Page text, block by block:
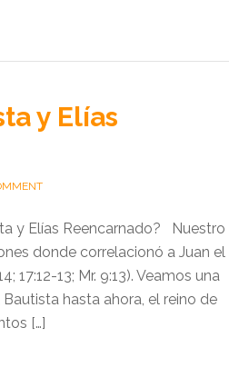
y Elías
y Elías Reencarnado? Nuestro
donde correlacionó a Juan el
17:12-13; Mr. 9:13). Veamos una
hasta ahora, el reino de
[…]